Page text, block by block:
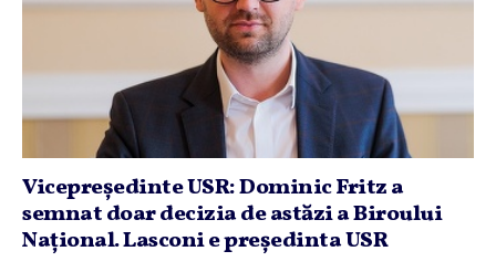
Vicepreşedinte USR: Dominic Fritz a
semnat doar decizia de astăzi a Biroului
Naţional. Lasconi e preşedinta USR